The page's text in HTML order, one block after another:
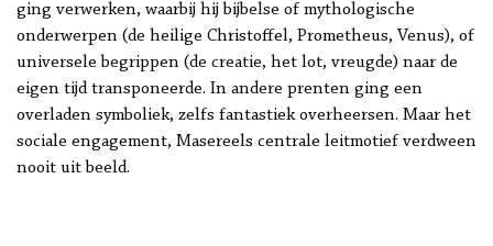
ging verwerken, waarbij hij bijbelse of mythologische
onderwerpen (de heilige Christoffel, Prometheus, Venus), of
universele begrippen (de creatie, het lot, vreugde) naar de
eigen tijd transponeerde. In andere prenten ging een
overladen symboliek, zelfs fantastiek overheersen. Maar het
sociale engagement, Masereels centrale leitmotief verdween
nooit uit beeld.